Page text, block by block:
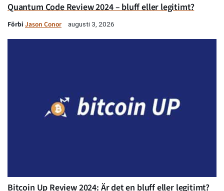
Quantum Code Review 2024 – bluff eller legitimt?
Förbi Jason Conor augusti 3, 2026
Bitcoin Up Review 2024: Är det en bluff eller legitimt?